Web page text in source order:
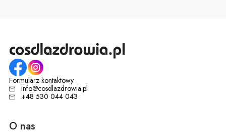
Formularz kontaktowy
info@cosdlazdrowia.pl
+48 530 044 043
O nas